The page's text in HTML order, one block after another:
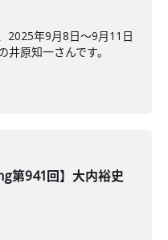
2025年9月8日〜9月11日
原知一さんです。
第941回】大内裕史